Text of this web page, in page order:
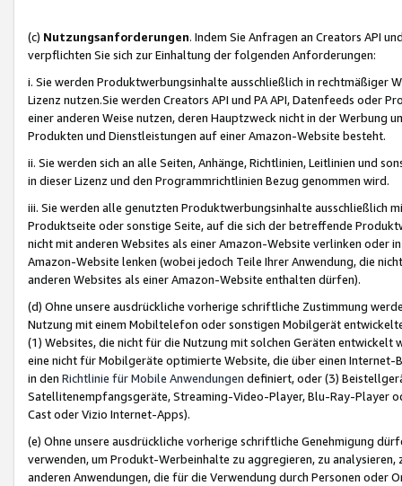
(c) Nutzungsanforderungen. Indem Sie Anfragen an Creators API
verpflichten Sie sich zur Einhaltung der folgenden Anforderungen:
i. Sie werden Produktwerbungsinhalte ausschließlich in rechtmäßiger
Lizenz nutzen.Sie werden Creators API und PA API, Datenfeeds oder
einer anderen Weise nutzen, deren Hauptzweck nicht in der Werbung
Produkten und Dienstleistungen auf einer Amazon-Website besteht.
ii. Sie werden sich an alle Seiten, Anhänge, Richtlinien, Leitlinien und
in dieser Lizenz und den Programmrichtlinien Bezug genommen wird.
iii. Sie werden alle genutzten Produktwerbungsinhalte ausschließlich
Produktseite oder sonstige Seite, auf die sich der betreffende
nicht mit anderen Websites als einer Amazon-Website verlinken oder
Amazon-Website lenken (wobei jedoch Teile Ihrer Anwendung, die
anderen Websites als einer Amazon-Website enthalten dürfen).
(d) Ohne unsere ausdrückliche vorherige schriftliche Zustimmung
Nutzung mit einem Mobiltelefon oder sonstigen Mobilgerät
(1) Websites, die nicht für die Nutzung mit solchen Geräten
eine nicht für Mobilgeräte optimierte Website, die über einen
in den Richtlinie für Mobile Anwendungen definiert, oder (3)
Satellitenempfangsgeräte, Streaming-Video-Player, Blu-Ray-Player
Cast oder Vizio Internet-Apps).
(e) Ohne unsere ausdrückliche vorherige schriftliche Genehmigung
verwenden, um Produkt-Werbeinhalte zu aggregieren, zu
anderen Anwendungen, die für die Verwendung durch Personen